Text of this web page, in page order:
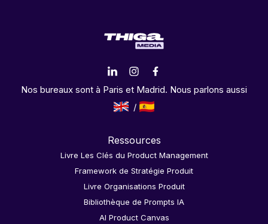
Nos bureaux sont à Paris et Madrid. Nous parlons aussi
Ressources
Livre Les Clés du Product Management
Framework de Stratégie Produit
Livre Organisations Produit
Bibliothèque de Prompts IA
AI Product Canvas